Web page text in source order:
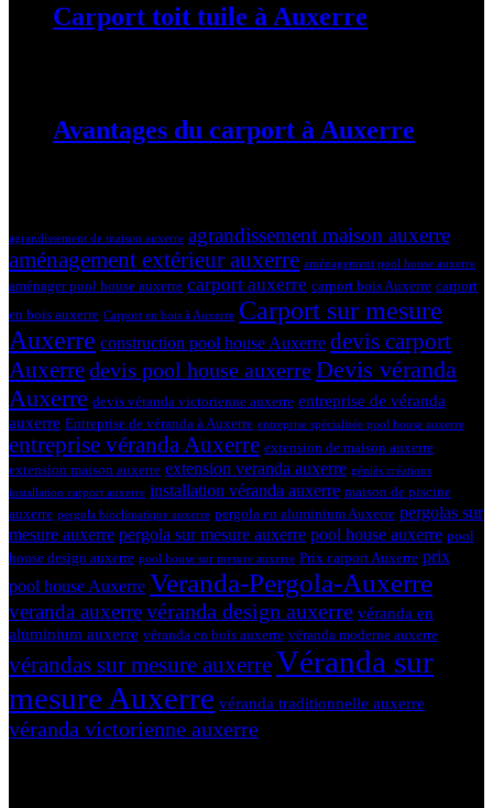
Carport toit tuile à Auxerre
Avantages du carport à Auxerre
agrandissement de maison auxerre agrandissement maison auxerre
aménagement extérieur auxerre aménagement pool house auxerre
aménager pool house auxerre carport auxerre carport bois Auxerre carport
en bois auxerre Carport en bois à Auxerre Carport sur mesure
Auxerre construction pool house Auxerre devis carport
Auxerredevis pool house auxerreDevis véranda
Auxerre devis véranda victorienne auxerre entreprise de véranda
auxerre Entreprise de véranda à Auxerre entreprise spécialisée pool house auxerre
entreprise véranda Auxerre extension de maison auxerre
extension maison auxerre extension veranda auxerre géniès créations
installation carport auxerre installation véranda auxerre maison de piscine
auxerre pergola bioclimatique auxerre pergola en aluminium Auxerre pergolas sur
mesure auxerre pergola sur mesure auxerre pool house auxerre pool
house design auxerre pool house sur mesure auxerre Prix carport Auxerre prix
pool house Auxerre Veranda-Pergola-Auxerre
veranda auxerrevéranda design auxerre véranda en
aluminium auxerre véranda en bois auxerre véranda moderne auxerre
vérandas sur mesure auxerreVéranda sur
mesure Auxerre véranda traditionnelle auxerre
véranda victorienne auxerre